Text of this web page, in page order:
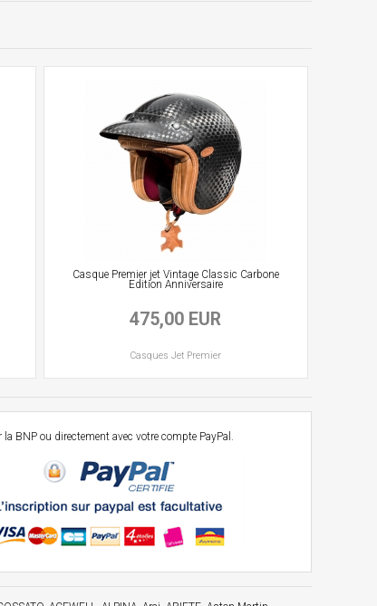
Casque Premier jet Vintage Classic Carbone
Edition Anniversaire
475,00 EUR
Casques Jet Premier
BNP ou directement avec votre compte PayPal.